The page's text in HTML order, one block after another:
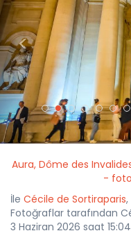
<
Aura, Dôme des
-
İle Cécile de Sortiraparis,
Fotoğraflar tarafından
3 Haziran 2026 saat 15:04